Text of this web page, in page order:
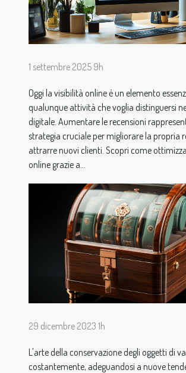
1 settembre 2025 9h
Oggi la visibilità online è un elemento
qualunque attività che voglia distinguersi
digitale. Aumentare le recensioni
strategia cruciale per migliorare la propria
attrarre nuovi clienti. Scopri come
online grazie a...
29 dicembre 2023 1h
L'arte della conservazione degli oggetti di
costantemente, adeguandosi a nuove